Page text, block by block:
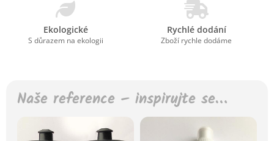
Ekologické
S důrazem na ekologii
Rychlé dodání
Zboží rychle dodáme
Naše reference – inspirujte se…